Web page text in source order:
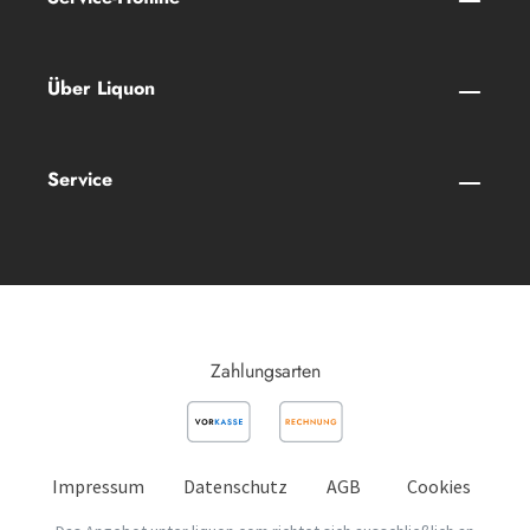
Über Liquon
Service
Zahlungsarten
Impressum Datenschutz AGB Cookies